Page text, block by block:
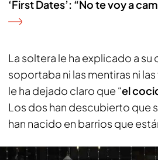
‘First Dates’: “No te voy a
La soltera le ha explicado a su
soportaba ni las mentiras ni
le ha dejado claro que “el
Los dos han descubierto que
han nacido en barrios que